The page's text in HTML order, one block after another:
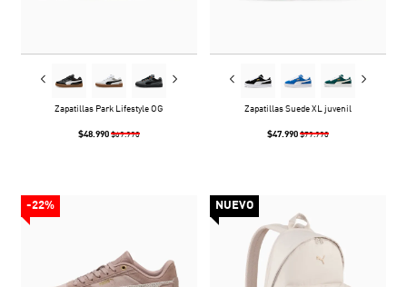
Zapatillas Park Lifestyle OG
$48.990 $69.990
Zapatillas Suede XL juvenil
$47.990 $79.990
-22% NUEVO